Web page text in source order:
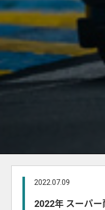
2022.07.09
2022年 スーパ